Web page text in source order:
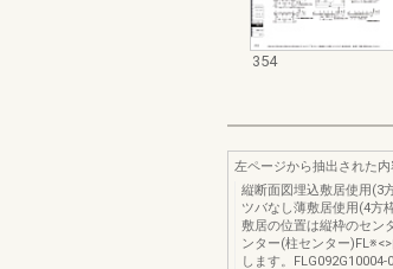
354
左ページから抽出された内
縦断面図埋込敷居使用(3
ツバなし薄敷居使用(4方
敷居の位置は縦枠のセン
ンター(柱センター
します。